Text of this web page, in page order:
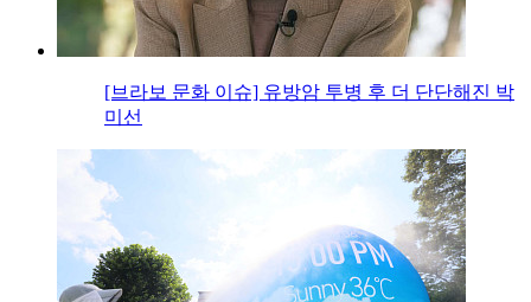
[브라보 문화 이슈] 유방암 투병 후 더 단단해진 박
미선